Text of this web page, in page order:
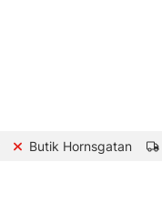
Butik Hornsgatan